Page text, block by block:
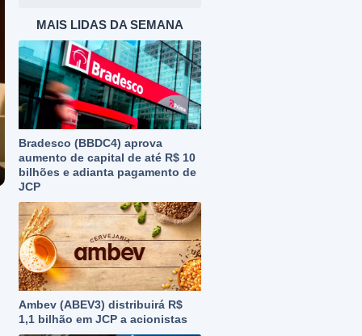
MAIS LIDAS DA SEMANA
Bradesco (BBDC4) aprova
aumento de capital de até R$ 10
bilhões e adianta pagamento de
JCP
Ambev (ABEV3) distribuirá R$
1,1 bilhão em JCP a acionistas